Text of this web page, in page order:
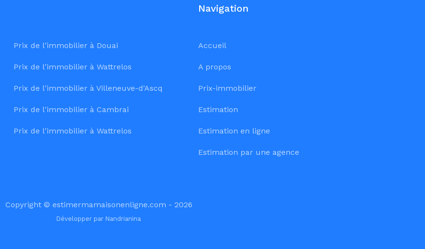
Prix de l'immobilier à Douai
Prix de l'immobilier à Wattrelos
Prix de l'immobilier à Villeneuve-d'Ascq
Prix de l'immobilier à Cambrai
Prix de l'immobilier à Wattrelos
Navigation
Accueil
A propos
Prix-immobilier
Estimation
Estimation en ligne
Estimation par une agence
Copyright © estimermamaisonenligne.com - 2026
Développer par Nandrianina